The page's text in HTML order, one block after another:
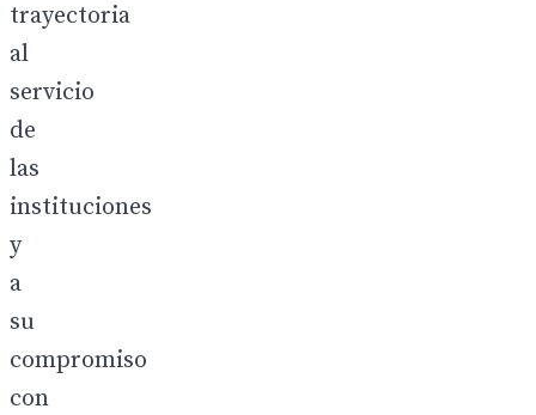
trayectoria
al
servicio
de
las
instituciones
y
a
su
compromiso
con